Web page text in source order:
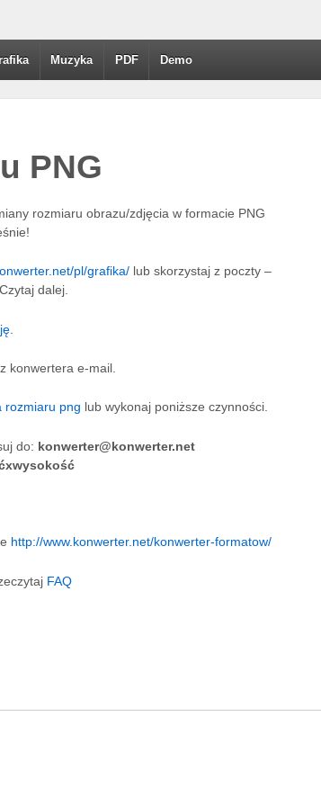
Muzyka PDF Demo
PNG
rozmiaru obrazu/zdjęcia w formacie PNG
pl/grafika/ lub skorzystaj z poczty –
dalej.
konwertera e-mail.
rozmiaru png lub wykonaj poniższe czynności.
do: konwerter@konwerter.net
http://www.konwerter.net/konwerter-formatow/
FAQ